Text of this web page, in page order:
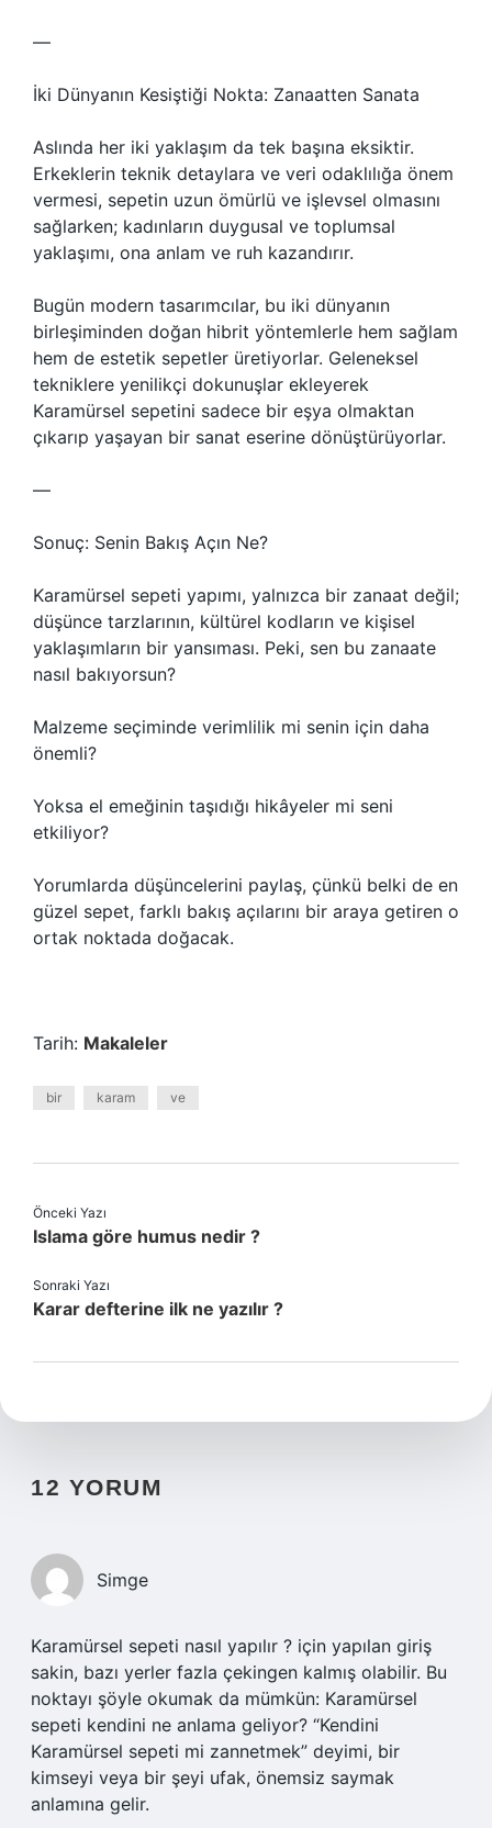
—
İki Dünyanın Kesiştiği Nokta: Zanaatten Sanata
Aslında her iki yaklaşım da tek başına eksiktir.
Erkeklerin teknik detaylara ve veri odaklılığa önem
vermesi, sepetin uzun ömürlü ve işlevsel olmasını
sağlarken; kadınların duygusal ve toplumsal
yaklaşımı, ona anlam ve ruh kazandırır.
Bugün modern tasarımcılar, bu iki dünyanın
birleşiminden doğan hibrit yöntemlerle hem sağlam
hem de estetik sepetler üretiyorlar. Geleneksel
tekniklere yenilikçi dokunuşlar ekleyerek
Karamürsel sepetini sadece bir eşya olmaktan
çıkarıp yaşayan bir sanat eserine dönüştürüyorlar.
—
Sonuç: Senin Bakış Açın Ne?
Karamürsel sepeti yapımı, yalnızca bir zanaat değil;
düşünce tarzlarının, kültürel kodların ve kişisel
yaklaşımların bir yansıması. Peki, sen bu zanaate
nasıl bakıyorsun?
Malzeme seçiminde verimlilik mi senin için daha
önemli?
Yoksa el emeğinin taşıdığı hikâyeler mi seni
etkiliyor?
Yorumlarda düşüncelerini paylaş, çünkü belki de en
güzel sepet, farklı bakış açılarını bir araya getiren o
ortak noktada doğacak.
Tarih: Makaleler
bir karam ve
Önceki Yazı
Islama göre humus nedir ?
Sonraki Yazı
Karar defterine ilk ne yazılır ?
12 YORUM
Simge
Karamürsel sepeti nasıl yapılır ? için yapılan giriş
sakin, bazı yerler fazla çekingen kalmış olabilir. Bu
noktayı şöyle okumak da mümkün: Karamürsel
sepeti kendini ne anlama geliyor? “Kendini
Karamürsel sepeti mi zannetmek” deyimi, bir
kimseyi veya bir şeyi ufak, önemsiz saymak
anlamına gelir.